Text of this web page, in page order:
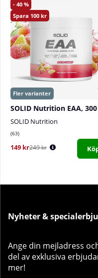
40
100
SOLID Nutrition EAA,
SOLID Nutrition
63
149 kr249 kr
Nyheter &
Ange din mejladress
del av exklusiva
mer!